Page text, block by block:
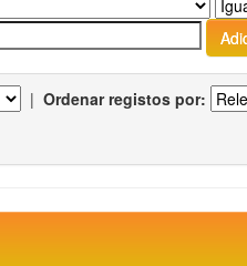
| Ordenar registos por: